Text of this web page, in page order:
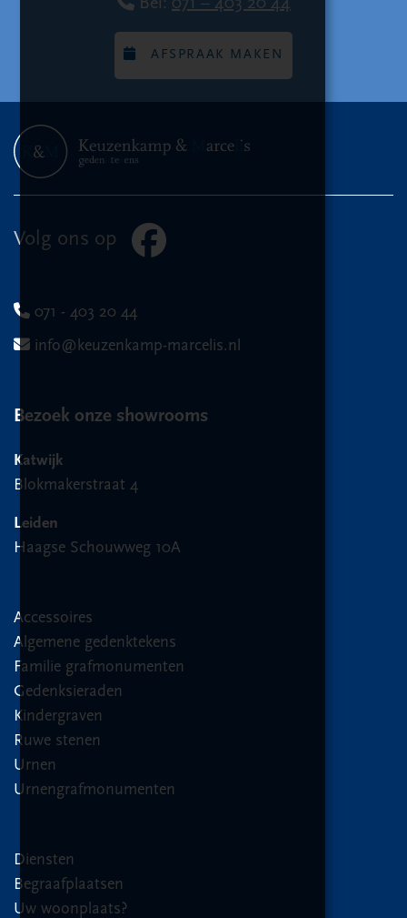
Bel: 071 – 403 20 44
AFSPRAAK MAKEN
Volg ons op
071 - 403 20 44
info@keuzenkamp-marcelis.nl
Bezoek onze showrooms
Katwijk
Blokmakerstraat 4
Leiden
Haagse Schouwweg 10A
Accessoires
Algemene gedenktekens
Familie grafmonumenten
Gedenksieraden
Kindergraven
Ruwe stenen
Urnen
Urnengrafmonumenten
Diensten
Begraafplaatsen
Uw woonplaats?